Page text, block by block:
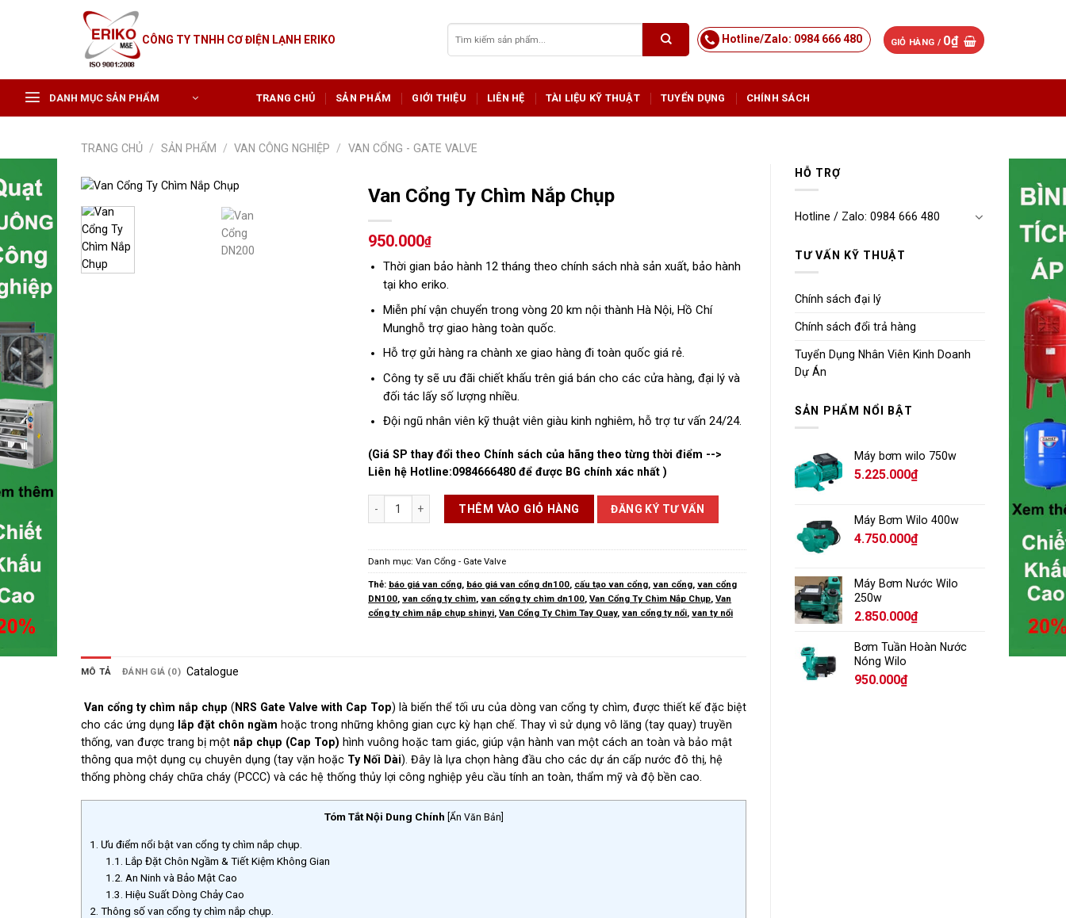
CÔNG TY TNHH CƠ ĐIỆN LẠNH ERIKO
kiếm:
Hotline/Zalo: 0984 666 480 GIỎ HÀNG / 0₫
DANH MỤC SẢN PHẨM TRANG CHỦ SẢN PHẨM GIỚI THIỆU LIÊN HỆ TÀI LIỆU KỸ THUẬT TUYỂN DỤNG CHÍNH SÁCH
TRANG CHỦ / SẢN PHẨM / VAN CÔNG NGHIỆP /
VAN CỔNG - GATE VALVE
HỖ TRỢ
Hotline / Zalo: 0984 666 480
TƯ VẤN KỸ THUẬT
Chính sách đại lý
Chính sách đổi trả hàng
Tuyển Dụng Nhân Viên Kinh Doanh
Dự Án
SẢN PHẨM NỔI BẬT
Máy bơm wilo 750w
5.225.000₫
Máy Bơm Wilo 400w
4.750.000₫
Máy Bơm Nước Wilo
250w
2.850.000₫
Bơm Tuần Hoàn Nước
Nóng Wilo
950.000₫
Van Cổng Ty Chìm Nắp Chụp
950.000₫
Thời gian bảo hành 12 tháng theo chính sách nhà sản xuất, bảo hành
tại kho eriko.
Miễn phí vận chuyển trong vòng 20 km nội thành Hà Nội, Hồ Chí
Munghỗ trợ giao hàng toàn quốc.
Hỗ trợ gửi hàng ra chành xe giao hàng đi toàn quốc giá rẻ.
Công ty sẽ ưu đãi chiết khấu trên giá bán cho các cửa hàng, đại lý và
đối tác lấy số lượng nhiều.
Đội ngũ nhân viên kỹ thuật viên giàu kinh nghiêm, hỗ trợ tư vấn 24/24.
(Giá SP thay đổi theo Chính sách của hãng theo từng thời điểm -->
Liên hệ Hotline:0984666480 để được BG chính xác nhất )
Van Cổng Ty Chìm Nắp Chụp số lượng
THÊM VÀO GIỎ HÀNG ĐĂNG KÝ TƯ VẤN
Danh mục:Van Cổng - Gate Valve
Thẻ: báo giá van cổng, báo giá van cổng dn100, cấu tạo van cổng,van cổng,van cổng
DN100,van cổng ty chìm,van cổng ty chìm dn100,Van Cổng Ty Chìm Nắp Chụp,Van
cổng ty chìm nắp chụp shinyi,Van Cổng Ty Chìm Tay Quay,van cổng ty nổi,van ty nổi
MÔ TẢ ĐÁNH GIÁ (0) Catalogue
Van cổng ty chìm nắp chụp ( NRS Gate Valve with Cap Top) là biến thể tối ưu của dòng van cổng ty chìm, được thiết kế đặc biệt
cho các ứng dụng lắp đặt chôn ngầm hoặc trong những không gian cực kỳ hạn chế. Thay vì sử dụng vô lăng (tay quay) truyền
thống, van được trang bị một nắp chụp (Cap Top) hình vuông hoặc tam giác, giúp vận hành van một cách an toàn và bảo mật
thông qua một dụng cụ chuyên dụng (tay vặn hoặc Ty Nối Dài). Đây là lựa chọn hàng đầu cho các dự án cấp nước đô thị, hệ
thống phòng cháy chữa cháy (PCCC) và các hệ thống thủy lợi công nghiệp yêu cầu tính an toàn, thẩm mỹ và độ bền cao.
Tóm Tắt Nội Dung Chính Ẩn Văn Bản
1.
Ưu điểm nổi bật van cổng ty chìm nắp chụp.
1.1. Lắp Đặt Chôn Ngầm & Tiết Kiệm Không Gian
1.2. An Ninh và Bảo Mật Cao
1.3. Hiệu Suất Dòng Chảy Cao
2. Thông số van cổng ty chìm nắp chụp.